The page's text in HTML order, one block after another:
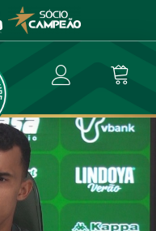
melhora
do